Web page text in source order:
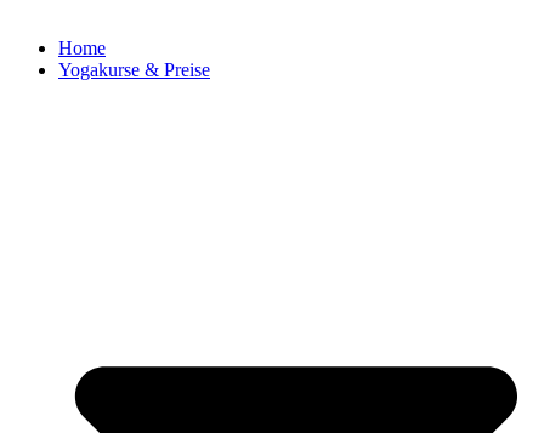
Home
Yogakurse & Preise